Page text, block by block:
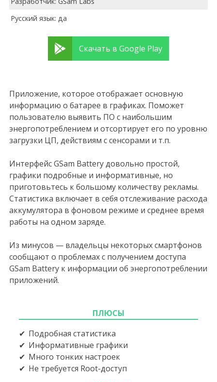
Русский язык: да
Скачать в Google Play
Приложение, которое отображает основную
информацию о батарее в графиках. Поможет
пользователю выявить ПО с наибольшим
энергопотреблением и отсортирует его по уровню
загрузки ЦП, действиям с сенсорами и т.п.
Интерфейс GSam Battery довольно простой,
графики подробные и информативные, но
приготовьтесь к большому количеству рекламы.
Статистика включает в себя отслеживание расхода
аккумулятора в фоновом режиме и среднее время
работы на одном заряде.
Из минусов — владельцы некоторых смартфонов
сообщают о проблемах с получением доступа
GSam Battery к информации об энергопотреблении
приложений.
ПЛЮСЫ
Подробная статистика
Информативные графики
Много тонких настроек
Не требуется Root-доступ